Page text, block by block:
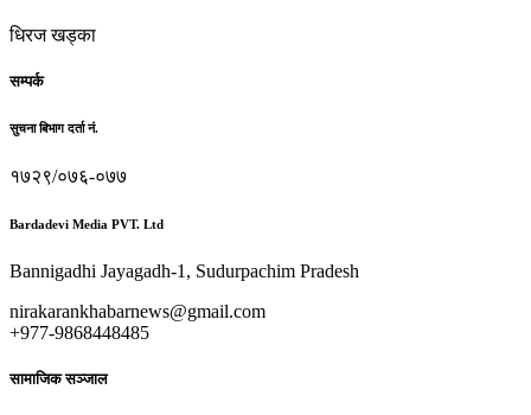
धिरज खड्का
सम्पर्क
सुचना बिभाग दर्ता नं.
१७२९/०७६-०७७
Bardadevi Media PVT. Ltd
Bannigadhi Jayagadh-1, Sudurpachim Pradesh
nirakarankhabarnews@gmail.com
+977-9868448485
सामाजिक सञ्जाल